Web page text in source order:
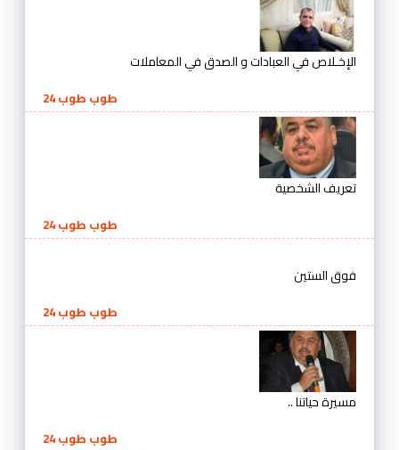
الإخـلاص في العبادات و الصدق في المعاملات
طوب طوب 24
تعريف الشخصية
طوب طوب 24
فوق الستين
طوب طوب 24
مسيرة حياتنا ..
طوب طوب 24